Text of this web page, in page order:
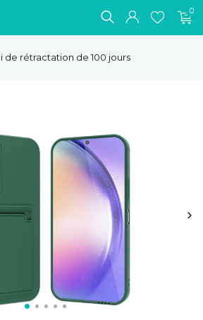
0
de rétractation de 100 jours